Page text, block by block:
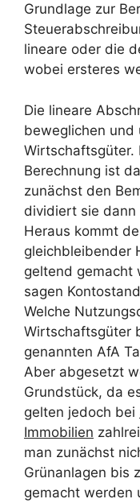
Grundlage zur
lineare oder die
wobei ersteres
Die lineare
beweglichen und
Wirtschaftsgüter.
Berechnung ist
zunächst den
dividiert sie dann
Heraus kommt
gleichbleibender
geltend gemacht
sagen
Welche
Wirtschaftsgüter
genannten AfA
Aber abgesetzt
Grundstück, da
gelten jedoch bei
Immobilien
man zunächst
Grünanlagen bis
gemacht werden